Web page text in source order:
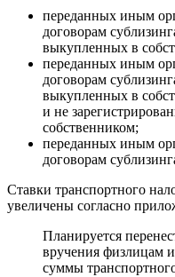
переданных иным
договорам
выкупленных в
переданных иным
договорам
выкупленных в
и не
собственником;
переданных иным
договорам
Ставки транспортного
увеличены согласно
Планируется
вручения физлицам
суммы